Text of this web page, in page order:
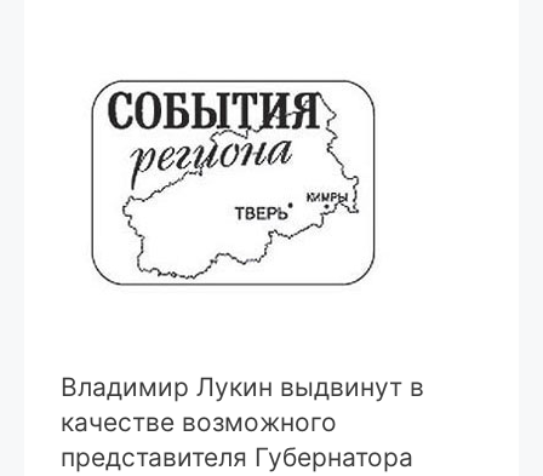
Владимир Лукин выдвинут в
качестве возможного
представителя Губернатора